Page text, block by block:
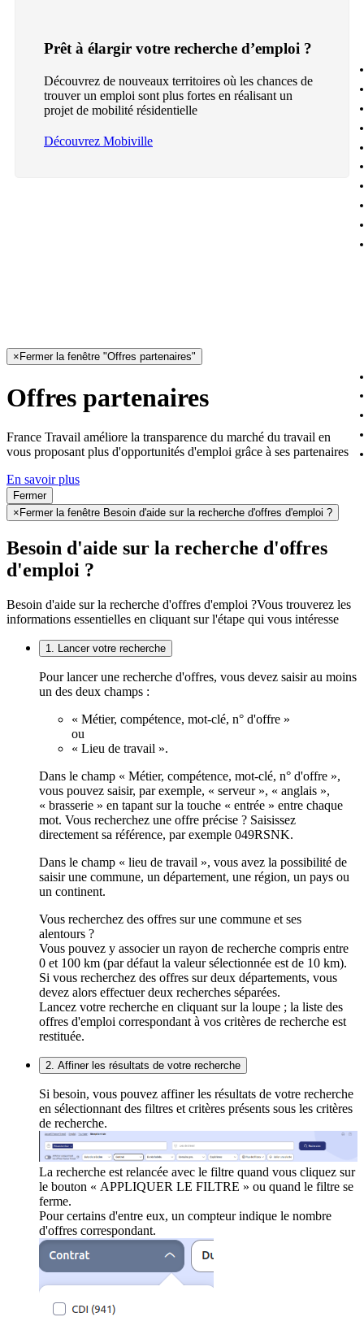
Prêt à élargir votre recherche d’emploi ?
Découvrez de nouveaux territoires où les chances de
trouver un emploi sont plus fortes en réalisant un
projet de mobilité résidentielle
Découvrez Mobiville
× Fermer la fenêtre "Offres partenaires"
Offres partenaires
France Travail améliore la transparence du marché du travail en
vous proposant plus d'opportunités d'emploi grâce à ses partenaires
En savoir plus
Fermer
× Fermer la fenêtre Besoin d'aide sur la recherche d'offres d'emploi ?
Besoin d'aide sur la recherche d'offres
d'emploi ?
Besoin d'aide sur la recherche d'offres d'emploi ?Vous trouverez les
informations essentielles en cliquant sur l'étape qui vous intéresse
1. Lancer votre recherche
Pour lancer une recherche d'offres, vous devez saisir au moins
un des deux champs :
« Métier, compétence, mot-clé, n° d'offre »
ou
« Lieu de travail ».
Dans le champ « Métier, compétence, mot-clé, n° d'offre »,
vous pouvez saisir, par exemple, « serveur », « anglais »,
« brasserie » en tapant sur la touche « entrée » entre chaque
mot. Vous recherchez une offre précise ? Saisissez
directement sa référence, par exemple 049RSNK.
Dans le champ « lieu de travail », vous avez la possibilité de
saisir une commune, un département, une région, un pays ou
un continent.
Vous recherchez des offres sur une commune et ses
alentours ?
Vous pouvez y associer un rayon de recherche compris entre
0 et 100 km (par défaut la valeur sélectionnée est de 10 km).
Si vous recherchez des offres sur deux départements, vous
devez alors effectuer deux recherches séparées.
Lancez votre recherche en cliquant sur la loupe ; la liste des
offres d'emploi correspondant à vos critères de recherche est
restituée.
2. Affiner les résultats de votre recherche
Si besoin, vous pouvez affiner les résultats de votre recherche
en sélectionnant des filtres et critères présents sous les critères
de recherche.
La recherche est relancée avec le filtre quand vous cliquez sur
le bouton « APPLIQUER LE FILTRE » ou quand le filtre se
ferme.
Pour certains d'entre eux, un compteur indique le nombre
d'offres correspondant.